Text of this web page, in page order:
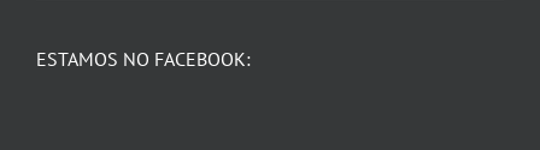
ESTAMOS NO FACEBOOK: